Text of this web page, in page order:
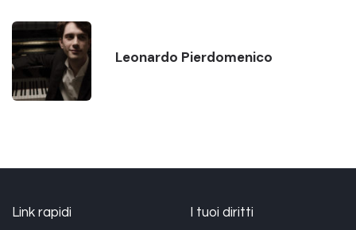
Leonardo Pierdomenico
Link rapidi I tuoi diritti